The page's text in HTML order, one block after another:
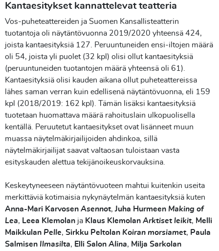
Kantaesitykset kannattelevat teatteria
Vos-puheteattereiden ja Suomen Kansallisteatterin
tuotantoja oli näytäntövuonna 2019/2020 yhteensä 424,
joista kantaesityksiä 127. Peruuntuneiden ensi-iltojen määrä
oli 54, joista yli puolet (32 kpl) olisi ollut kantaesityksiä
(peruuntuneiden tuotantojen määrä yhteensä oli 61).
Kantaesityksiä olisi kauden aikana ollut puheteattereissa
lähes saman verran kuin edellisenä näytäntövuonna, eli 159
kpl (2018/2019: 162 kpl). Tämän lisäksi kantaesityksiä
tuotetaan huomattava määrä rahoituslain ulkopuolisella
kentällä. Peruutetut kantaesitykset ovat lisänneet muun
muassa näytelmäkirjailijoiden ahdinkoa, sillä
näytelmäkirjailijat saavat valtaosan tuloistaan vasta
esityskauden alettua tekijänoikeuskorvauksina.
Keskeytyneeseen näytäntövuoteen mahtui kuitenkin useita
merkittäviä kotimaisia nykynäytelmän kantaesityksiä kuten
Anna-Mari Karvosen Asennot, Juha Hurmeen Making of
Lea, Leea Klemolan ja Klaus Klemolan Arktiset leikit, Melli
Maikkulan Pelle, Sirkku Peltolan Koiran morsiamet, Paula
Salmisen Ilmasilta, Elli Salon Alina, Milja Sarkolan